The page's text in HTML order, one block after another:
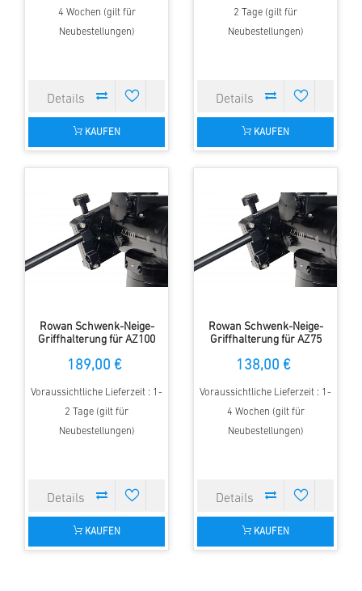
4 Wochen (gilt für
Neubestellungen)
KAUFEN
2 Tage (gilt für
Neubestellungen)
KAUFEN
Rowan Schwenk-Neige-
Griffhalterung für AZ100
189,00 €
Voraussichtliche Lieferzeit : 1-
2 Tage (gilt für
Neubestellungen)
KAUFEN
Rowan Schwenk-Neige-
Griffhalterung für AZ75
138,00 €
Voraussichtliche Lieferzeit : 1-
4 Wochen (gilt für
Neubestellungen)
KAUFEN